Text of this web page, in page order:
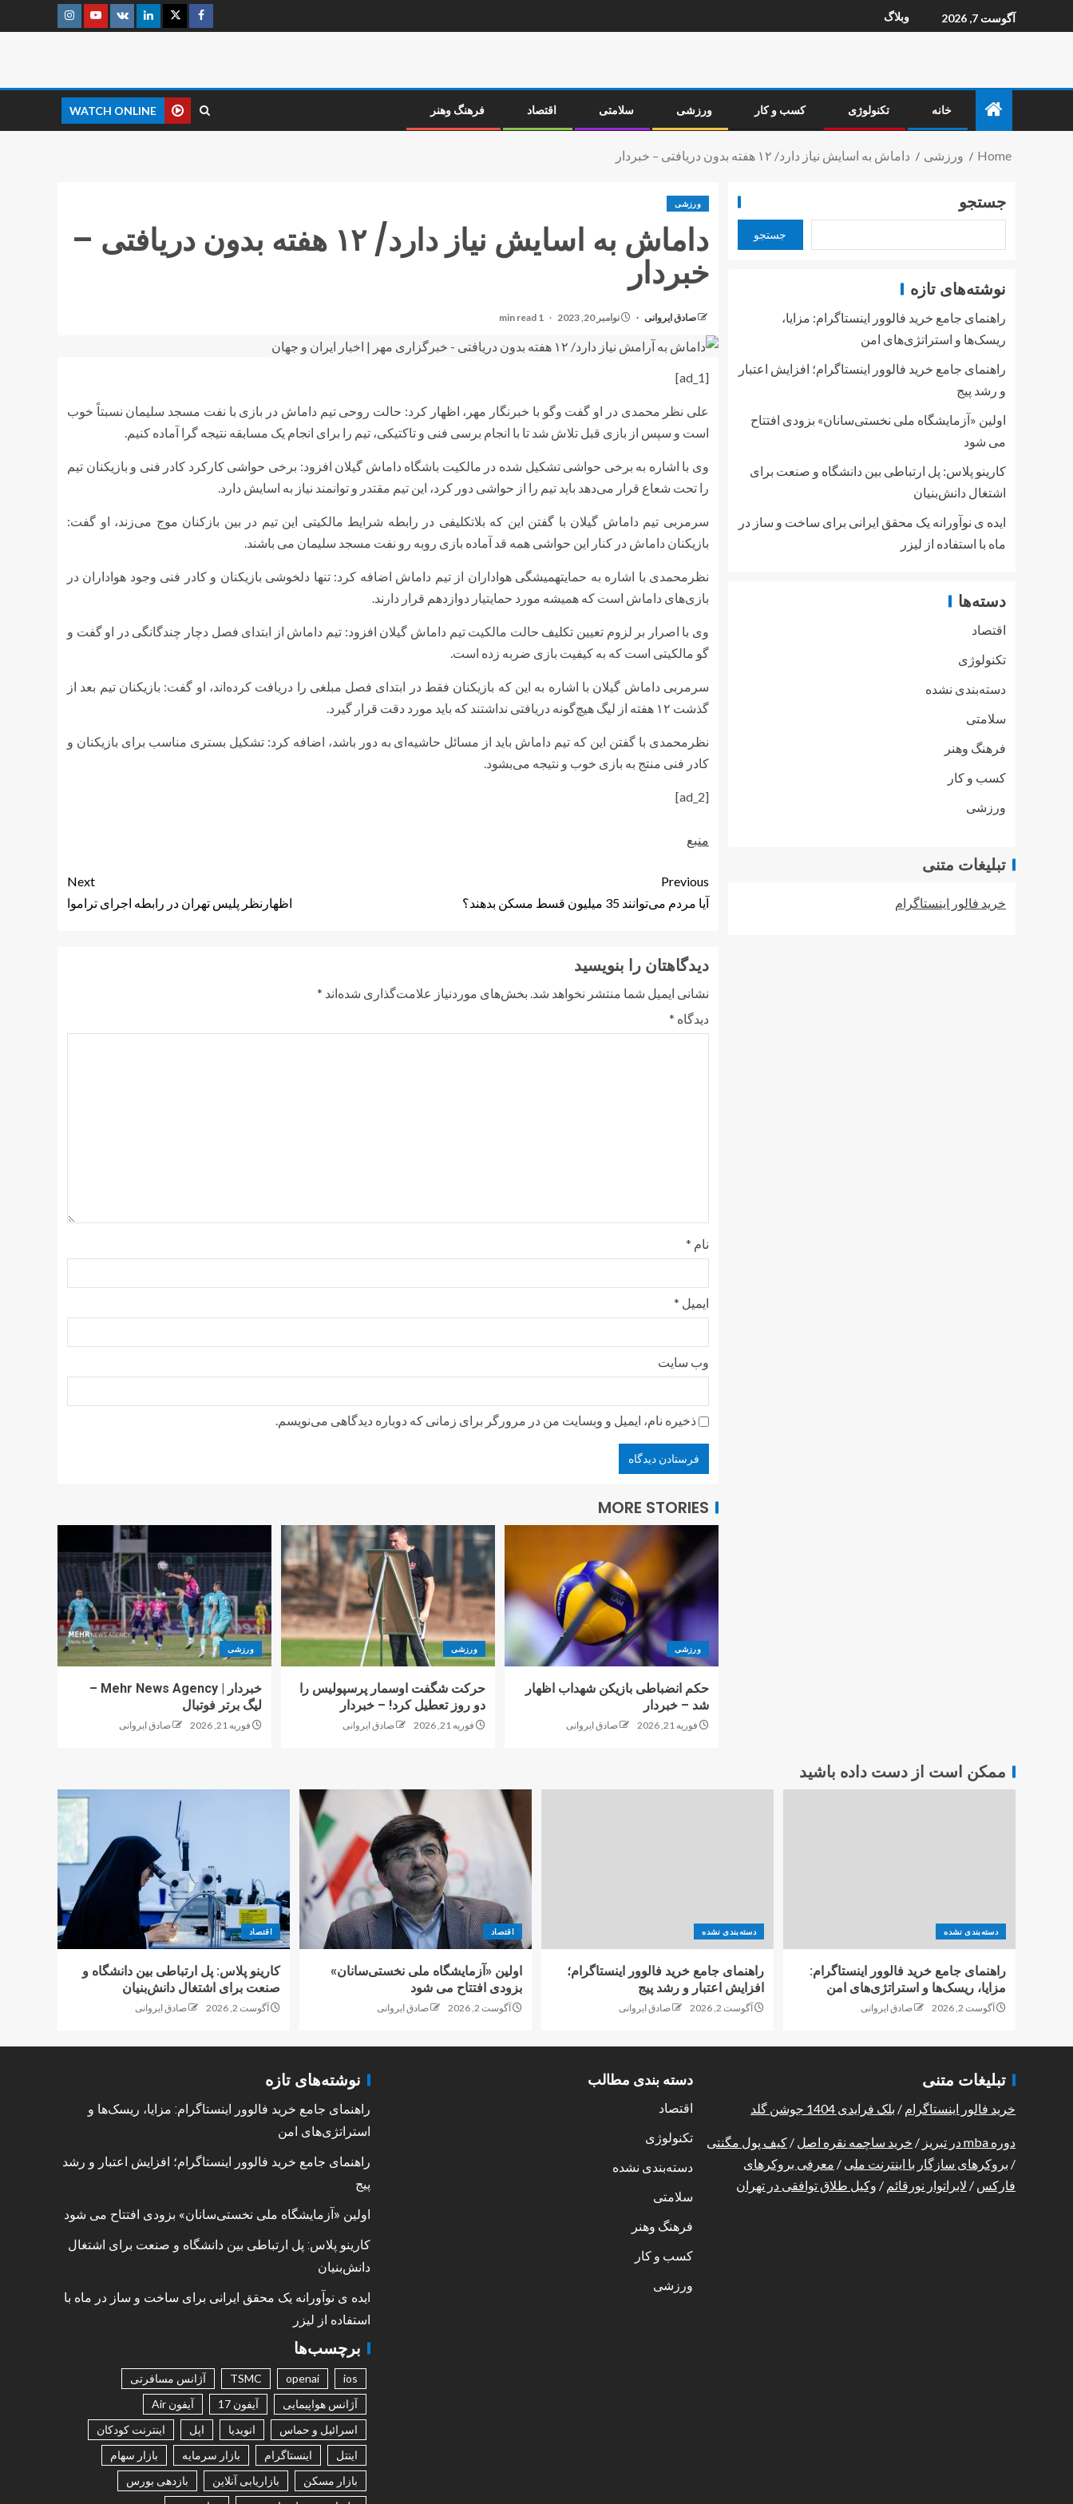
آگوست 7, 2026 وبلاگ
خانه تکنولوژی کسب و کار ورزشی سلامتی اقتصاد فرهنگ وهنر WATCH ONLINE
Home ورزشی داماش به اسایش نیاز دارد/ ۱۲ هفته بدون دریافتی – خبردار
ورزشی
داماش به اسایش نیاز دارد/ ۱۲ هفته بدون دریافتی –
خبردار
صادق ایروانی نوامبر 20, 2023 1 min read
[ad_1]
علی نظر محمدی در او گفت وگو با خبرنگار مهر، اظهار کرد: حالت روحی تیم داماش در بازی با نفت مسجد سلیمان نسبتاً خوب
است و سپس از بازی قبل تلاش شد تا با انجام برسی فنی و تاکتیکی، تیم را برای انجام یک مسابقه نتیجه گرا آماده کنیم.
وی با اشاره به برخی حواشی تشکیل شده در مالکیت باشگاه داماش گیلان افزود: برخی حواشی کارکرد کادر فنی و بازیکنان تیم
را تحت شعاع قرار می‌دهد باید تیم را از حواشی دور کرد، این تیم مقتدر و توانمند نیاز به اسایش دارد.
سرمربی تیم داماش گیلان با گفتن این که بلاتکلیفی در رابطه شرایط مالکیتی این تیم در بین بازکنان موج می‌زند، او گفت:
بازیکنان داماش در کنار این حواشی همه قد آماده بازی روبه رو نفت مسجد سلیمان می باشند.
نظرمحمدی با اشاره به حمایتهمیشگی هواداران از تیم داماش اضافه کرد: تنها دلخوشی بازیکنان و کادر فنی وجود هواداران در
بازی‌های داماش است که همیشه مورد حمایتیار دوازدهم قرار دارند.
وی با اصرار بر لزوم تعیین تکلیف حالت مالکیت تیم داماش گیلان افزود: تیم داماش از ابتدای فصل دچار چندگانگی در او گفت و
گو مالکیتی است که به کیفیت بازی ضربه زده است.
سرمربی داماش گیلان با اشاره به این که بازیکنان فقط در ابتدای فصل مبلغی را دریافت کرده‌اند، او گفت: بازیکنان تیم بعد از
گذشت ۱۲ هفته از لیگ هیچ‌گونه دریافتی نداشتند که باید مورد دقت قرار گیرد.
نظرمحمدی با گفتن این که تیم داماش باید از مسائل حاشیه‌ای به دور باشد، اضافه کرد: تشکیل بستری مناسب برای بازیکنان و
کادر فنی منتج به بازی خوب و نتیجه می‌بشود.
[ad_2]
منبع
Previous
آیا مردم می‌توانند 35 میلیون قسط مسکن بدهند؟
Next
اظهارنظر پلیس تهران در رابطه اجرای تراموا
دیدگاهتان را بنویسید
نشانی ایمیل شما منتشر نخواهد شد. بخش‌های موردنیاز علامت‌گذاری شده‌اند *
دیدگاه *
نام *
ایمیل *
وب‌ سایت
ذخیره نام، ایمیل و وبسایت من در مرورگر برای زمانی که دوباره دیدگاهی می‌نویسم.
MORE STORIES
ورزشی
حکم انضباطی بازیکن شهداب اظهار
شد – خبردار
فوریه 21, 2026 صادق ایروانی
ورزشی
حرکت شگفت اوسمار پرسپولیس را
دو روز تعطیل کرد! – خبردار
فوریه 21, 2026 صادق ایروانی
ورزشی
خبردار | Mehr News Agency –
لیگ برتر فوتبال
فوریه 21, 2026 صادق ایروانی
جستجو
جستجو
نوشته‌های تازه
راهنمای جامع خرید فالوور اینستاگرام: مزایا،
ریسک‌ها و استراتژی‌های امن
راهنمای جامع خرید فالوور اینستاگرام؛ افزایش اعتبار
و رشد پیج
اولین «آزمایشگاه ملی نخستی‌سانان» بزودی افتتاح
می شود
کارینو پلاس: پل ارتباطی بین دانشگاه و صنعت برای
اشتغال دانش‌بنیان
ایده ی نوآورانه یک محقق ایرانی برای ساخت و ساز در
ماه با استفاده از لیزر
دسته‌ها
اقتصاد
تکنولوژی
دسته‌بندی نشده
سلامتی
فرهنگ وهنر
کسب و کار
ورزشی
تبلیغات متنی
خرید فالور اینستاگرام
ممکن است از دست داده باشید
دسته‌بندی نشده
راهنمای جامع خرید فالوور اینستاگرام:
مزایا، ریسک‌ها و استراتژی‌های امن
آگوست 2, 2026 صادق ایروانی
دسته‌بندی نشده
راهنمای جامع خرید فالوور اینستاگرام؛
افزایش اعتبار و رشد پیج
آگوست 2, 2026 صادق ایروانی
اقتصاد
اولین «آزمایشگاه ملی نخستی‌سانان»
بزودی افتتاح می شود
آگوست 2, 2026 صادق ایروانی
اقتصاد
کارینو پلاس: پل ارتباطی بین دانشگاه و
صنعت برای اشتغال دانش‌بنیان
آگوست 2, 2026 صادق ایروانی
نوشته‌های تازه
راهنمای جامع خرید فالوور اینستاگرام: مزایا، ریسک‌ها و
استراتژی‌های امن
راهنمای جامع خرید فالوور اینستاگرام؛ افزایش اعتبار و رشد
پیج
اولین «آزمایشگاه ملی نخستی‌سانان» بزودی افتتاح می شود
کارینو پلاس: پل ارتباطی بین دانشگاه و صنعت برای اشتغال
دانش‌بنیان
ایده ی نوآورانه یک محقق ایرانی برای ساخت و ساز در ماه با
استفاده از لیزر
برچسب‌ها
ios
openai
TSMC
آژانس مسافرتی
آژانس هواپیمایی
آیفون 17
آیفون Air
اسرائیل و حماس
انویدیا اپل
اینترنت کودکان
اینتل
اینستاگرام بازار سرمایه
بازار سهام
بازار مسکن
بازاریابی آنلاین
بازدهی بورس
دسته بندی مطالب
اقتصاد
تکنولوژی
دسته‌بندی نشده
سلامتی
فرهنگ وهنر
کسب و کار
ورزشی
تبلیغات متنی
خرید فالور اینستاگرام / بلک فرایدی 1404 جوشن گلد
دوره mba در تبریز / خرید ساچمه نقره اصل / کیف پول مگنتی
/ بروکرهای سازگار با اینترنت ملی / معرفی بروکرهای
فارکس / لابراتوار نورقائم / وکیل طلاق توافقی در تهران